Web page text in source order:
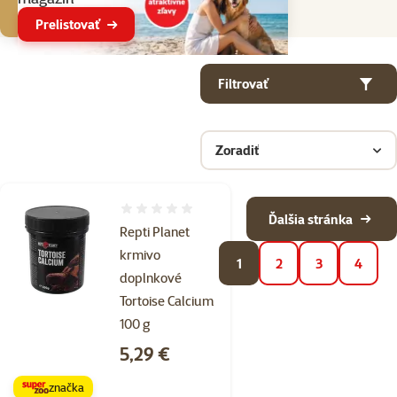
Prelistovať
Filtrovať
Zoradiť
Produkty v kategorii Krmivo a vitamíny
Repti Planet
krmivo
doplnkové
Tortoise Calcium
100 g
Cena
5,29 €
značka
1 2 3 4
Ďalšia stránka